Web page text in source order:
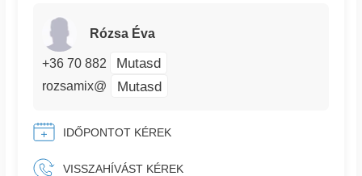
Rózsa Éva
+36 70 882 Mutasd
rozsamix@ Mutasd
IDŐPONTOT KÉREK
VISSZAHÍVÁST KÉREK